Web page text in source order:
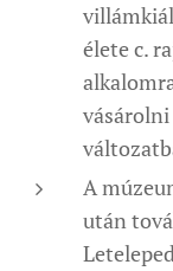
élete c.
A
után